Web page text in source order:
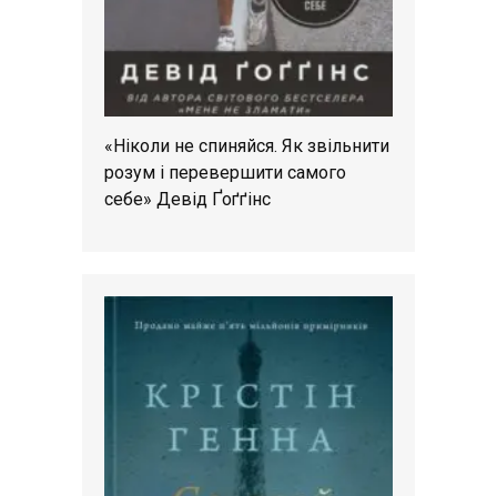
«Ніколи не спиняйся. Як звільнити
розум і перевершити самого
себе» Девід Ґоґґінс